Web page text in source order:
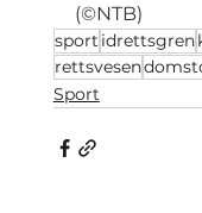
(©NTB)
sport idrettsgren
rettsvesen
Sport